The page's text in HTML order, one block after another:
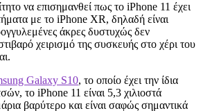
να επισημανθεί πως το iPhone 11 έχει
με το iPhone XR, δηλαδή είναι
άκρες δυστυχώς δεν
χειρισμό της συσκευής στο χέρι του
Galaxy S10, το οποίο έχει την ίδια
το iPhone 11 είναι 5,3 χιλιοστά
βαρύτερο και είναι σαφώς σημαντικά